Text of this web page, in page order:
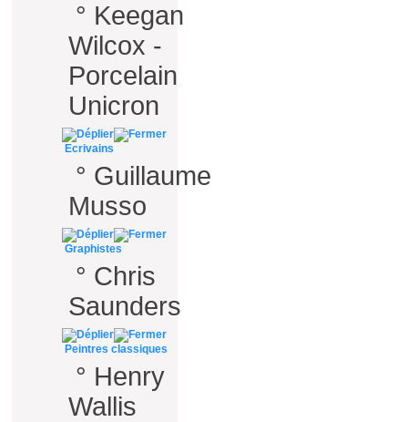
° Keegan
Wilcox -
Porcelain
Unicron
Ecrivains
° Guillaume
Musso
Graphistes
° Chris
Saunders
Peintres classiques
° Henry
Wallis